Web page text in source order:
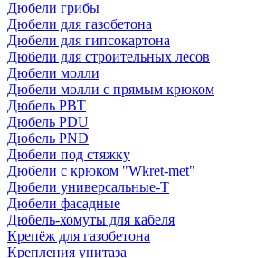
Дюбели грибы
Дюбели для газобетона
Дюбели для гипсокартона
Дюбели для строительных лесов
Дюбели молли
Дюбели молли с прямым крюком
Дюбель PBT
Дюбель PDU
Дюбель PND
Дюбели под стяжку
Дюбели с крюком "Wkret-met"
Дюбели универсальные-Т
Дюбели фасадные
Дюбель-хомуты для кабеля
Крепёж для газобетона
Крепления унитаза